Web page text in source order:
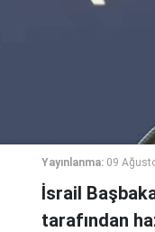
Yayınlanma: 09
İsrail
tarafından